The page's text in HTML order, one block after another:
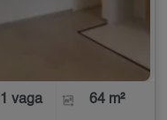
1 vaga 64 m²